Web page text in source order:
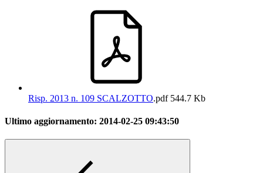
Risp. 2013 n. 109 SCALZOTTO.pdf544.7 Kb
Ultimo aggiornamento: 2014-02-25 09:43:50